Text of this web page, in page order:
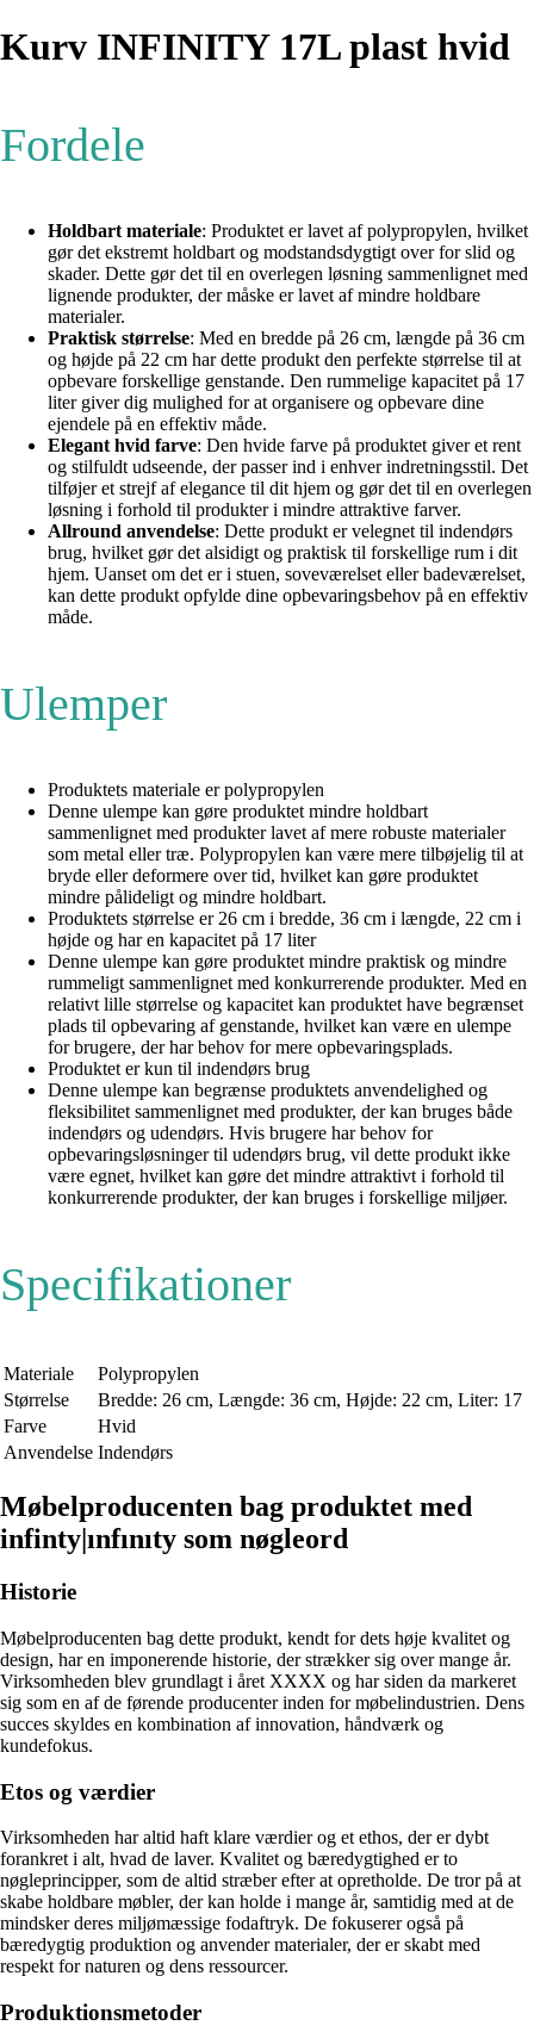
Kurv INFINITY 17L plast hvid
Fordele
Holdbart materiale: Produktet er lavet af polypropylen, hvilket
gør det ekstremt holdbart og modstandsdygtigt over for slid og
skader. Dette gør det til en overlegen løsning sammenlignet med
lignende produkter, der måske er lavet af mindre holdbare
materialer.
Praktisk størrelse: Med en bredde på 26 cm, længde på 36 cm
og højde på 22 cm har dette produkt den perfekte størrelse til at
opbevare forskellige genstande. Den rummelige kapacitet på 17
liter giver dig mulighed for at organisere og opbevare dine
ejendele på en effektiv måde.
Elegant hvid farve: Den hvide farve på produktet giver et rent
og stilfuldt udseende, der passer ind i enhver indretningsstil. Det
tilføjer et strejf af elegance til dit hjem og gør det til en overlegen
løsning i forhold til produkter i mindre attraktive farver.
Allround anvendelse: Dette produkt er velegnet til indendørs
brug, hvilket gør det alsidigt og praktisk til forskellige rum i dit
hjem. Uanset om det er i stuen, soveværelset eller badeværelset,
kan dette produkt opfylde dine opbevaringsbehov på en effektiv
måde.
Ulemper
Produktets materiale er polypropylen
Denne ulempe kan gøre produktet mindre holdbart
sammenlignet med produkter lavet af mere robuste materialer
som metal eller træ. Polypropylen kan være mere tilbøjelig til at
bryde eller deformere over tid, hvilket kan gøre produktet
mindre pålideligt og mindre holdbart.
Produktets størrelse er 26 cm i bredde, 36 cm i længde, 22 cm i
højde og har en kapacitet på 17 liter
Denne ulempe kan gøre produktet mindre praktisk og mindre
rummeligt sammenlignet med konkurrerende produkter. Med en
relativt lille størrelse og kapacitet kan produktet have begrænset
plads til opbevaring af genstande, hvilket kan være en ulempe
for brugere, der har behov for mere opbevaringsplads.
Produktet er kun til indendørs brug
Denne ulempe kan begrænse produktets anvendelighed og
fleksibilitet sammenlignet med produkter, der kan bruges både
indendørs og udendørs. Hvis brugere har behov for
opbevaringsløsninger til udendørs brug, vil dette produkt ikke
være egnet, hvilket kan gøre det mindre attraktivt i forhold til
konkurrerende produkter, der kan bruges i forskellige miljøer.
Specifikationer
Materiale
Polypropylen
Størrelse
Bredde: 26 cm, Længde: 36 cm, Højde: 22 cm, Liter: 17
Farve
Hvid
Anvendelse Indendørs
Møbelproducenten bag produktet med
infinty|ınfınıty som nøgleord
Historie
Møbelproducenten bag dette produkt, kendt for dets høje kvalitet og
design, har en imponerende historie, der strækker sig over mange år.
Virksomheden blev grundlagt i året XXXX og har siden da markeret
sig som en af de førende producenter inden for møbelindustrien. Dens
succes skyldes en kombination af innovation, håndværk og
kundefokus.
Etos og værdier
Virksomheden har altid haft klare værdier og et ethos, der er dybt
forankret i alt, hvad de laver. Kvalitet og bæredygtighed er to
nøgleprincipper, som de altid stræber efter at opretholde. De tror på at
skabe holdbare møbler, der kan holde i mange år, samtidig med at de
mindsker deres miljømæssige fodaftryk. De fokuserer også på
bæredygtig produktion og anvender materialer, der er skabt med
respekt for naturen og dens ressourcer.
Produktionsmetoder